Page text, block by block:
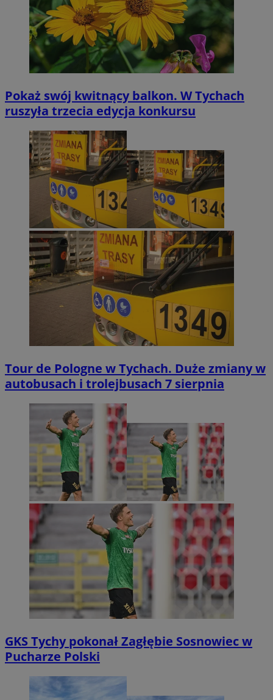
Pokaż swój kwitnący balkon. W Tychach
ruszyła trzecia edycja konkursu
Tour de Pologne w Tychach. Duże zmiany w
autobusach i trolejbusach 7 sierpnia
GKS Tychy pokonał Zagłębie Sosnowiec w
Pucharze Polski